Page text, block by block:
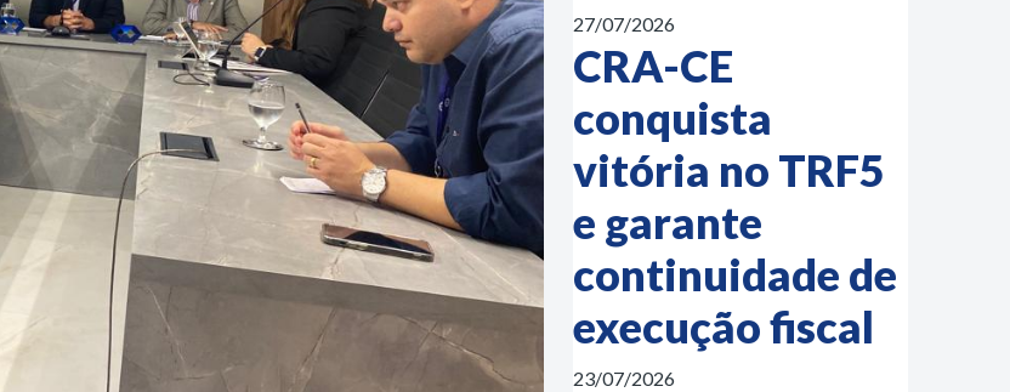
27/07/2026
CRA-CE
conquista
vitória no TRF5
e garante
continuidade de
execução fiscal
23/07/2026